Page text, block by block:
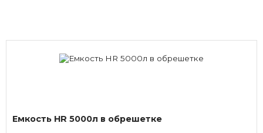
Емкость HR 5000л в обрешетке